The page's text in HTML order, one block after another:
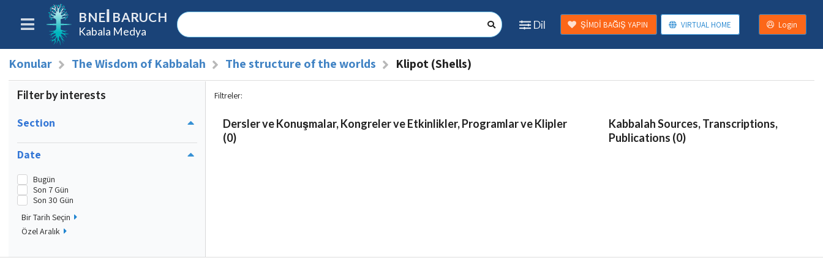
BNEI BARUCH
Kabala Medya
Dil ŞİMDİ BAĞIŞ YAPIN VIRTUAL HOME Login
Konular The Wisdom of Kabbalah The structure of the worlds Klipot (Shells)
Filter by interests
Section
Date
Bugün
Son 7 Gün
Son 30 Gün
Bir Tarih Seçin
Özel Aralık
Filtreler:
Dersler ve Konuşmalar, Kongreler ve Etkinlikler, Programlar ve Klipler
(0)
Kabbalah Sources, Transcriptions,
Publications (0)